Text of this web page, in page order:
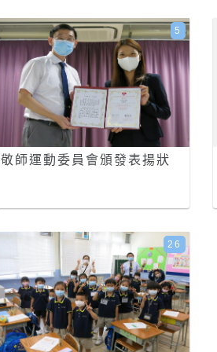
敬師運動委員會頒發表揚狀
5
26